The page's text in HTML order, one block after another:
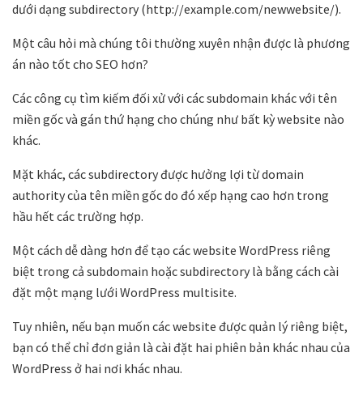
dưới dạng subdirectory (http://example.com/newwebsite/).
Một câu hỏi mà chúng tôi thường xuyên nhận được là phương
án nào tốt cho SEO hơn?
Các công cụ tìm kiếm đối xử với các subdomain khác với tên
miền gốc và gán thứ hạng cho chúng như bất kỳ website nào
khác.
Mặt khác, các subdirectory được hưởng lợi từ domain
authority của tên miền gốc do đó xếp hạng cao hơn trong
hầu hết các trường hợp.
Một cách dễ dàng hơn để tạo các website WordPress riêng
biệt trong cả subdomain hoặc subdirectory là bằng cách cài
đặt một mạng lưới WordPress multisite.
Tuy nhiên, nếu bạn muốn các website được quản lý riêng biệt,
bạn có thể chỉ đơn giản là cài đặt hai phiên bản khác nhau của
WordPress ở hai nơi khác nhau.